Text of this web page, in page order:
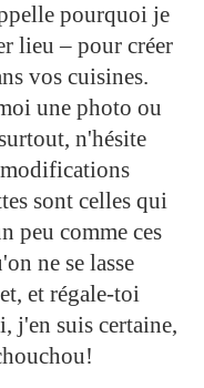
pourquoi je
lieu – pour créer
vos cuisines.
une photo ou
n'hésite
modifications
sont celles qui
peu comme ces
ne se lasse
et régale-toi
j'en suis certaine,